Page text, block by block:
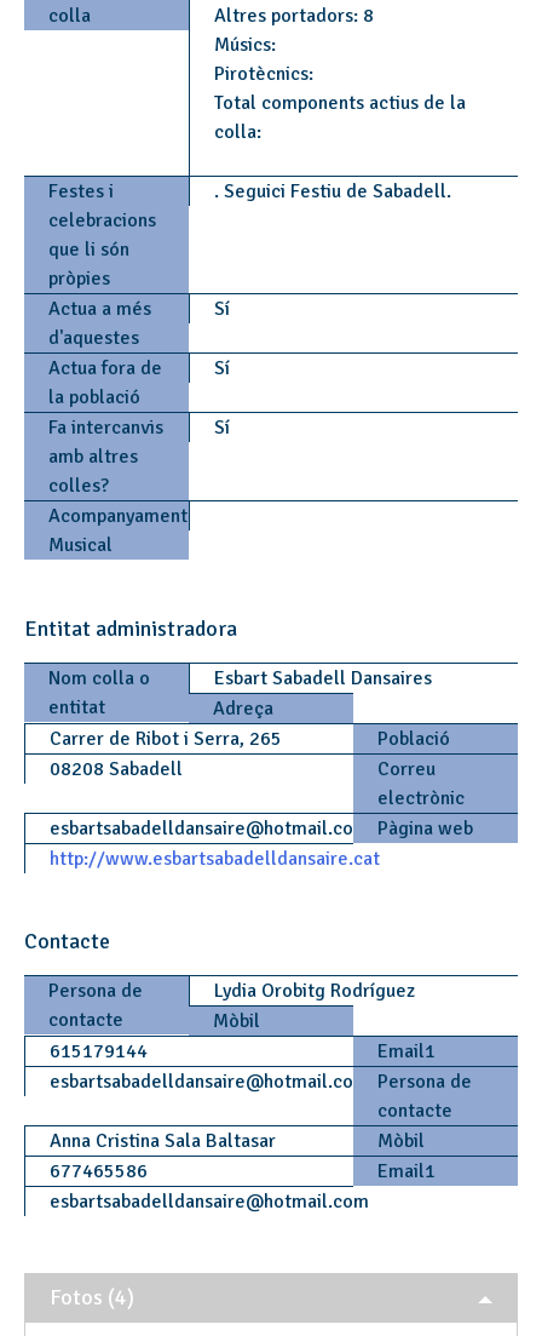
colla
Altres portadors: 8
Músics:
Pirotècnics:
Total components actius de la
colla:
Festes i
celebracions
que li són
pròpies
. Seguici Festiu de Sabadell.
Actua a més
d'aquestes
Sí
Actua fora de
la població
Sí
Fa intercanvis
amb altres
colles?
Sí
Acompanyament
Musical
Entitat administradora
Nom colla o
entitat
Esbart Sabadell Dansaires
Adreça
Carrer de Ribot i Serra, 265
Població
08208 Sabadell
Correu
electrònic
esbartsabadelldansaire@hotmail.com
Pàgina web
http://www.esbartsabadelldansaire.cat
Contacte
Persona de
contacte
Lydia Orobitg Rodríguez
Mòbil
615179144
Email1
esbartsabadelldansaire@hotmail.com
Persona de
contacte
Anna Cristina Sala Baltasar
Mòbil
677465586
Email1
esbartsabadelldansaire@hotmail.com
Fotos (4)